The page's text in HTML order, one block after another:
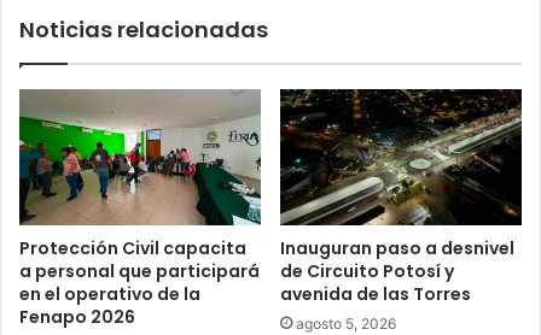
Noticias relacionadas
Protección Civil capacita
a personal que participará
en el operativo de la
Fenapo 2026
Inauguran paso a desnivel
de Circuito Potosí y
avenida de las Torres
agosto 5, 2026